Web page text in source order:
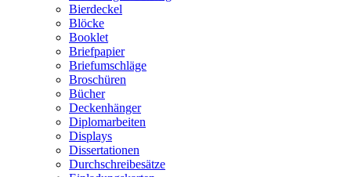
Bierdeckel
Blöcke
Booklet
Briefpapier
Briefumschläge
Broschüren
Bücher
Deckenhänger
Diplomarbeiten
Displays
Dissertationen
Durchschreibesätze